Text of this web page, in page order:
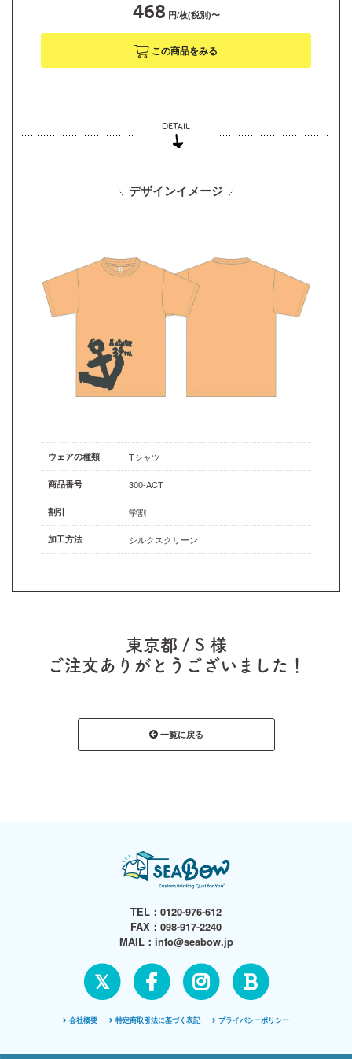
468 円/枚(税別)〜
この商品をみる
デザインイメージ
ウェアの種類 Tシャツ
商品番号 300-ACT
割引 学割
加工方法 シルクスクリーン
東京都 / S 様
ご注文ありがとうございました！
一覧に戻る
TEL： 0120-976-612
FAX：098-917-2240
MAIL： info@seabow.jp
𝕏
会社概要 特定商取引法に基づく表記 プライバシーポリシー